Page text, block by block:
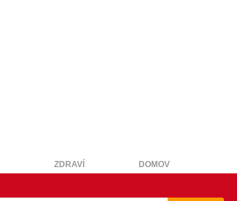
ZDRAVÍ DOMOV